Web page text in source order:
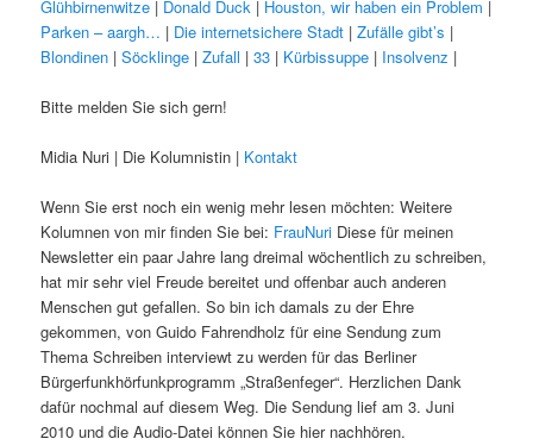
Glühbirnenwitze | Donald Duck | Houston, wir haben ein Problem |
Parken – aargh… | Die internetsichere Stadt |Zufälle gibt’s |
Blondinen |Söcklinge |Zufall |33 | Kürbissuppe | Insolvenz |
Bitte melden Sie sich gern!
Midia Nuri | Die Kolumnistin | Kontakt
Wenn Sie erst noch ein wenig mehr lesen möchten: Weitere
Kolumnen von mir finden Sie bei: FrauNuri Diese für meinen
Newsletter ein paar Jahre lang dreimal wöchentlich zu schreiben,
hat mir sehr viel Freude bereitet und offenbar auch anderen
Menschen gut gefallen. So bin ich damals zu der Ehre
gekommen, von Guido Fahrendholz für eine Sendung zum
Thema Schreiben interviewt zu werden für das Berliner
Bürgerfunkhörfunkprogramm „Straßenfeger“. Herzlichen Dank
dafür nochmal auf diesem Weg. Die Sendung lief am 3. Juni
2010 und die Audio-Datei können Sie hier nachhören.